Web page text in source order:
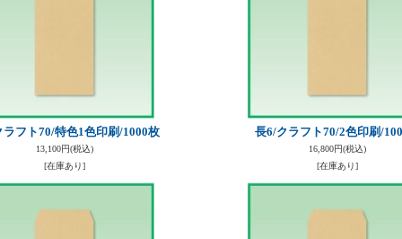
ラフト70/特色1色印刷/1000枚
13,100円(税込)
[在庫あり]
長6/クラフト70/2色印刷/
16,800円(税込)
[在庫あり]